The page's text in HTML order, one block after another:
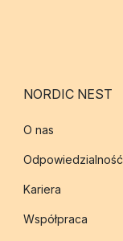
NORDIC NEST
O nas
Odpowiedzialność
Kariera
Współpraca